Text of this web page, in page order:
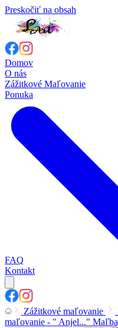
Preskočiť na obsah
Domov
O nás
Zážitkové Maľovanie
Ponuka
FAQ
Kontakt
Zážitkové maľovanie
maľovanie - " Anjel..."